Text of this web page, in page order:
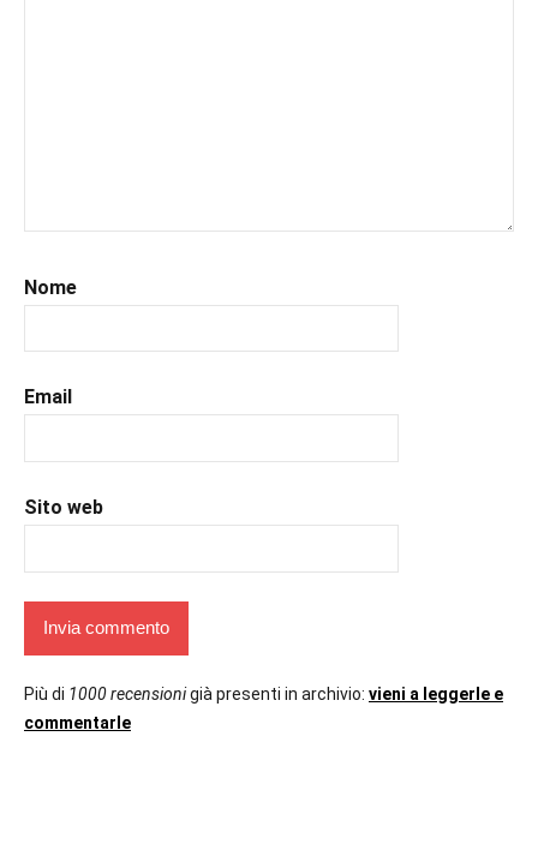
#recensioni
#recensionilibri,
Nome
Email
Sito web
Più di 1000 recensionigià presenti in archivio: vieni a leggerle e
commentarle